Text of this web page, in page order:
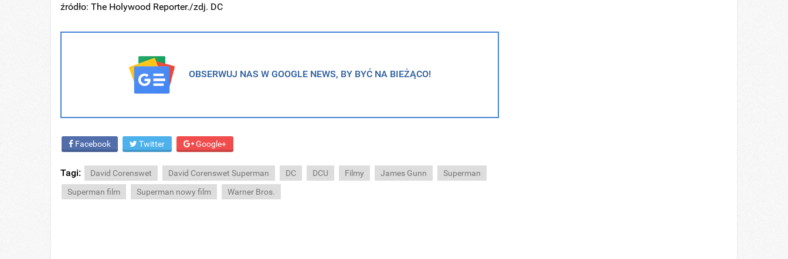
źródło: The Holywood Reporter./zdj. DC
OBSERWUJ NAS W GOOGLE NEWS, BY BYĆ NA BIEŻĄCO!
Facebook Twitter Google+
Tagi: David Corenswet David Corenswet Superman DC DCU Filmy James Gunn
Superman
Superman film
Superman nowy film Warner Bros.